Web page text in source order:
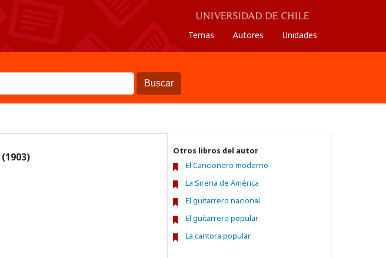
Temas Autores Unidades
Buscar
(1903)
Otros libros del autor
El Cancionero moderno
La Sirena de América
El guitarrero nacional
El guitarrero popular
La cantora popular